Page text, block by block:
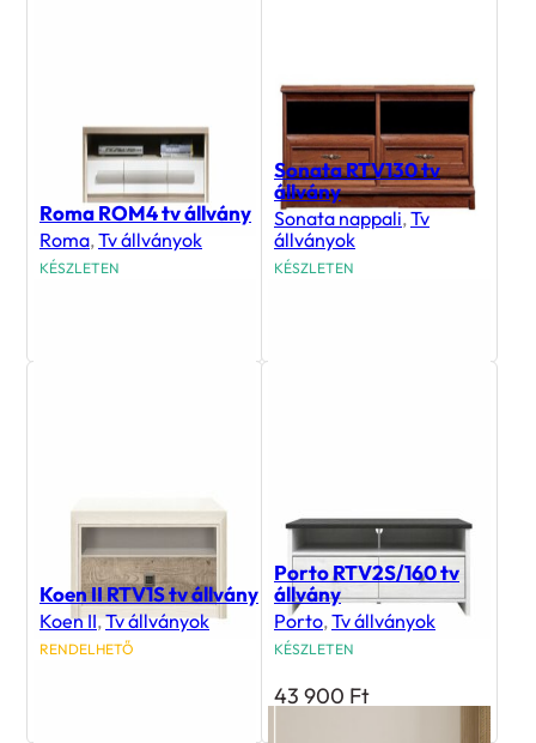
Roma ROM4 tv állvány
Roma,Tv állványok
KÉSZLETEN
Sonata RTV130 tv
állvány
Sonata nappali,Tv
állványok
KÉSZLETEN
Koen II RTV1S tv állvány
Koen II,Tv állványok
RENDELHETŐ
Porto RTV2S/160 tv
állvány
Porto,Tv állványok
KÉSZLETEN
43 900 Ft